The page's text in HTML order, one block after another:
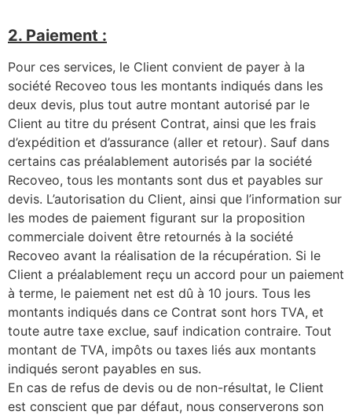
2. Paiement :
Pour ces services, le Client convient de payer à la
société Recoveo tous les montants indiqués dans les
deux devis, plus tout autre montant autorisé par le
Client au titre du présent Contrat, ainsi que les frais
d’expédition et d’assurance (aller et retour). Sauf dans
certains cas préalablement autorisés par la société
Recoveo, tous les montants sont dus et payables sur
devis. L’autorisation du Client, ainsi que l’information sur
les modes de paiement figurant sur la proposition
commerciale doivent être retournés à la société
Recoveo avant la réalisation de la récupération. Si le
Client a préalablement reçu un accord pour un paiement
à terme, le paiement net est dû à 10 jours. Tous les
montants indiqués dans ce Contrat sont hors TVA, et
toute autre taxe exclue, sauf indication contraire. Tout
montant de TVA, impôts ou taxes liés aux montants
indiqués seront payables en sus.
En cas de refus de devis ou de non-résultat, le Client
est conscient que par défaut, nous conserverons son